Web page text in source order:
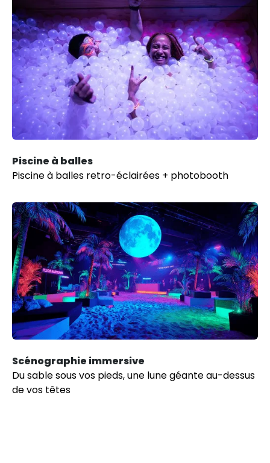
Piscine à balles
Piscine à balles retro-éclairées + photobooth
Scénographie immersive
Du sable sous vos pieds, une lune géante au-dessus
de vos têtes